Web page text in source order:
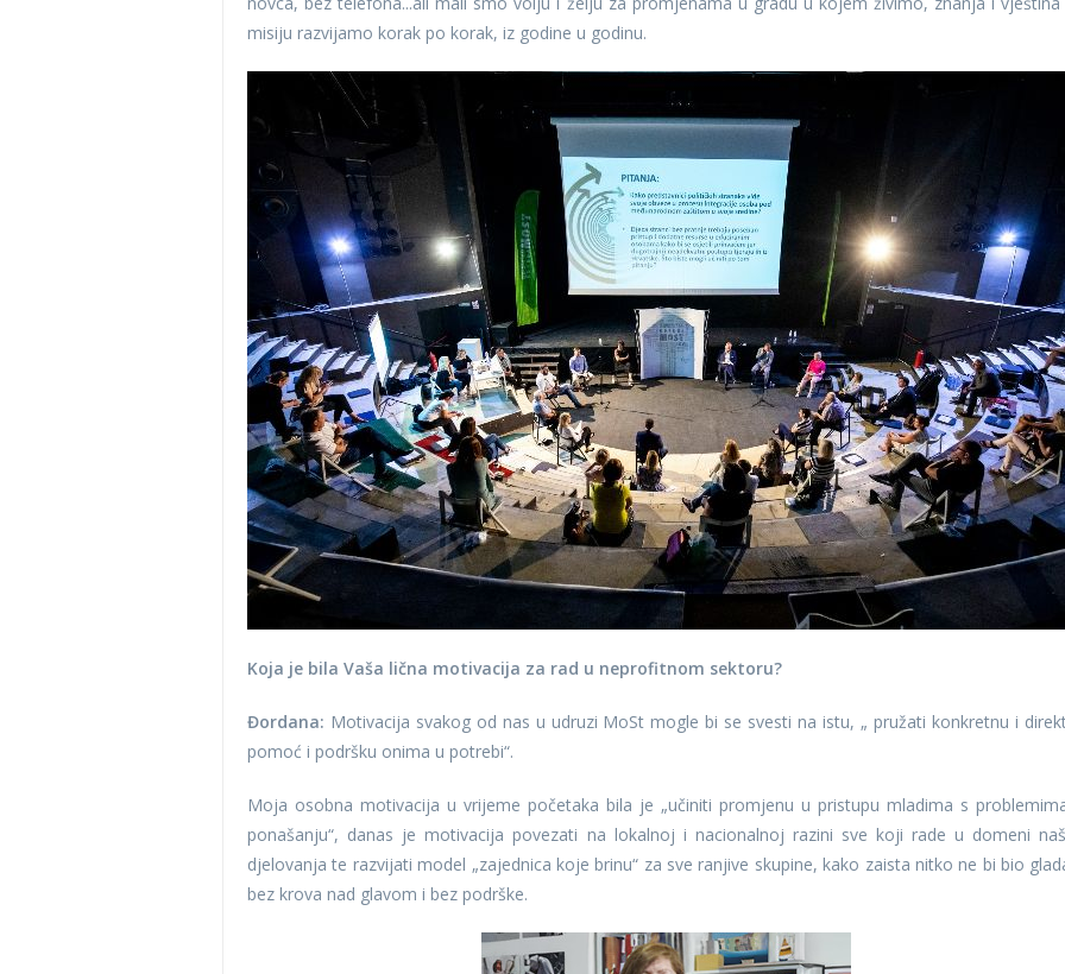
misiju razvijamo korak po korak, iz godine u godinu.
Koja je bila Vaša lična motivacija za rad u neprofitnom sektoru?
Đordana: Motivacija svakog od nas u udruzi MoSt mogle bi se svesti na istu, „ pružati konkretnu i
pomoć i podršku onima u potrebi“.
Moja osobna motivacija u vrijeme početaka bila je „učiniti promjenu u pristupu mladima s
ponašanju“, danas je motivacija povezati na lokalnoj i nacionalnoj razini sve koji rade u domeni
djelovanja te razvijati model „zajednica koje brinu“ za sve ranjive skupine, kako zaista nitko ne bi bio
bez krova nad glavom i bez podrške.